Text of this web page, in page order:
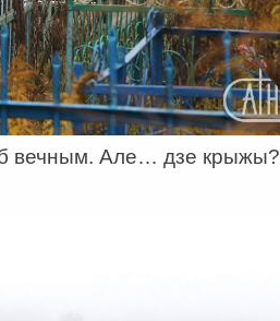
вечным. Але… дзе крыжы?